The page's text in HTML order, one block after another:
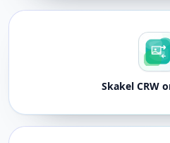
Skakel CRW